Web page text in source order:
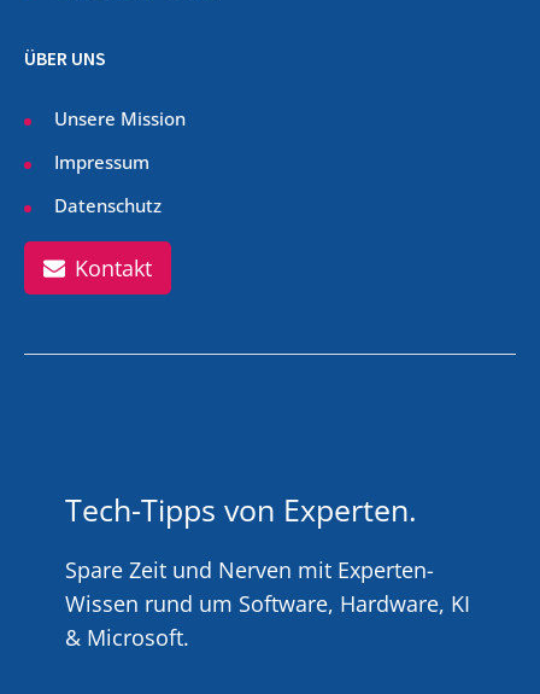
ÜBER UNS
Unsere Mission
Impressum
Datenschutz
Kontakt
Tech-Tipps von Experten.
Spare Zeit und Nerven mit Experten-
Wissen rund um Software, Hardware, KI
& Microsoft.